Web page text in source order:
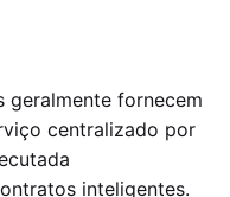
fornecem
centralizado por
inteligentes.